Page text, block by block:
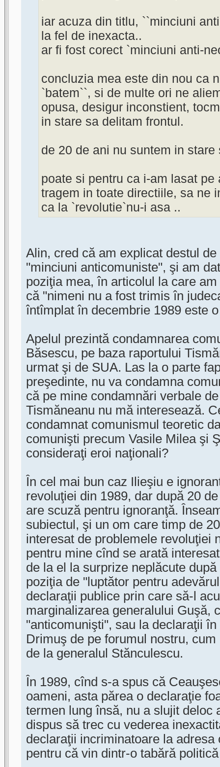
iar acuza din titlu, ``minciuni
la fel de inexacta..
ar fi fost corect `minciuni anti-
concluzia mea este din nou ca
`batem``, si de multe ori ne
opusa, desigur inconstient,
in stare sa delitam frontul.
de 20 de ani nu suntem in
poate si pentru ca i-am lasat
tragem in toate directiile, sa ne
ca la `revolutie`nu-i asa ..
Alin, cred că am explicat destul
"minciuni anticomuniste", şi am
poziţia mea, în articolul la care
că "nimeni nu a fost trimis în
întîmplat în decembrie 1989 este
Apelul prezintă condamnarea
Băsescu, pe baza raportului
urmat şi de SUA. Las la o parte
preşedinte, nu va condamna
că pe mine condamnări verbale
Tismăneanu nu mă interesează.
condamnat comunismul teoretic
comunişti precum Vasile Milea şi
consideraţi eroi naţionali?
În cel mai bun caz Ilieşiu e
revoluţiei din 1989, dar după 20
are scuză pentru ignoranţă.
subiectul, şi un om care timp de
interesat de problemele revoluţiei
pentru mine cînd se arată
de la el la surprize neplăcute
poziţia de "luptător pentru
declaraţii publice prin care să-l
marginalizarea generalului Guşă,
"anticomunişti", sau la declaraţii
Drimuş de pe forumul nostru,
de la generalul Stănculescu.
În 1989, cînd s-a spus că
oameni, asta părea o declaraţie
termen lung însă, nu a slujit deloc
dispus să trec cu vederea
declaraţii incriminatoare la adresa
pentru că vin dintr-o tabără